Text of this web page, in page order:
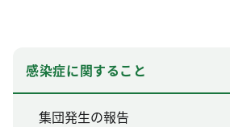
感染症に関すること
集団発生の報告